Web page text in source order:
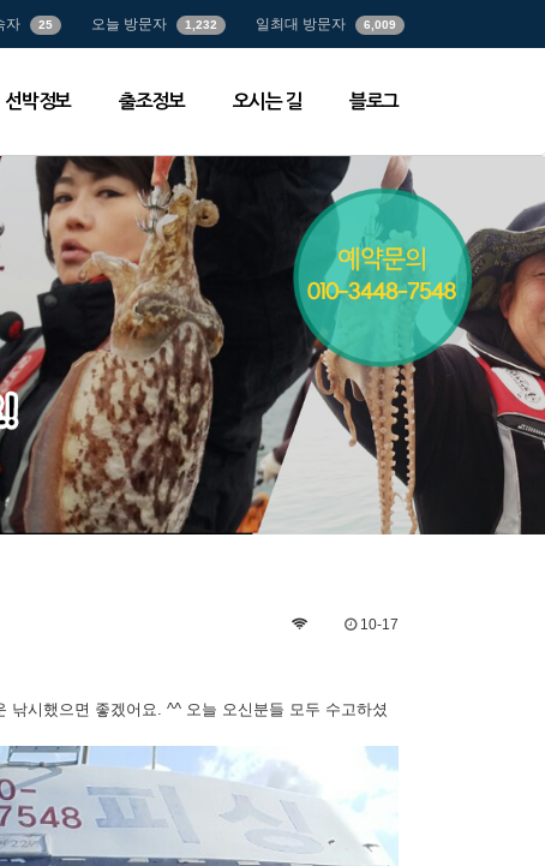
자 25 오늘 방문자 1,232 일최대 방문자 6,009
선박정보 출조정보 오시는 길 블로그
10-17
시했으면 좋겠어요. ^^ 오늘 오신분들 모두 수고하셨